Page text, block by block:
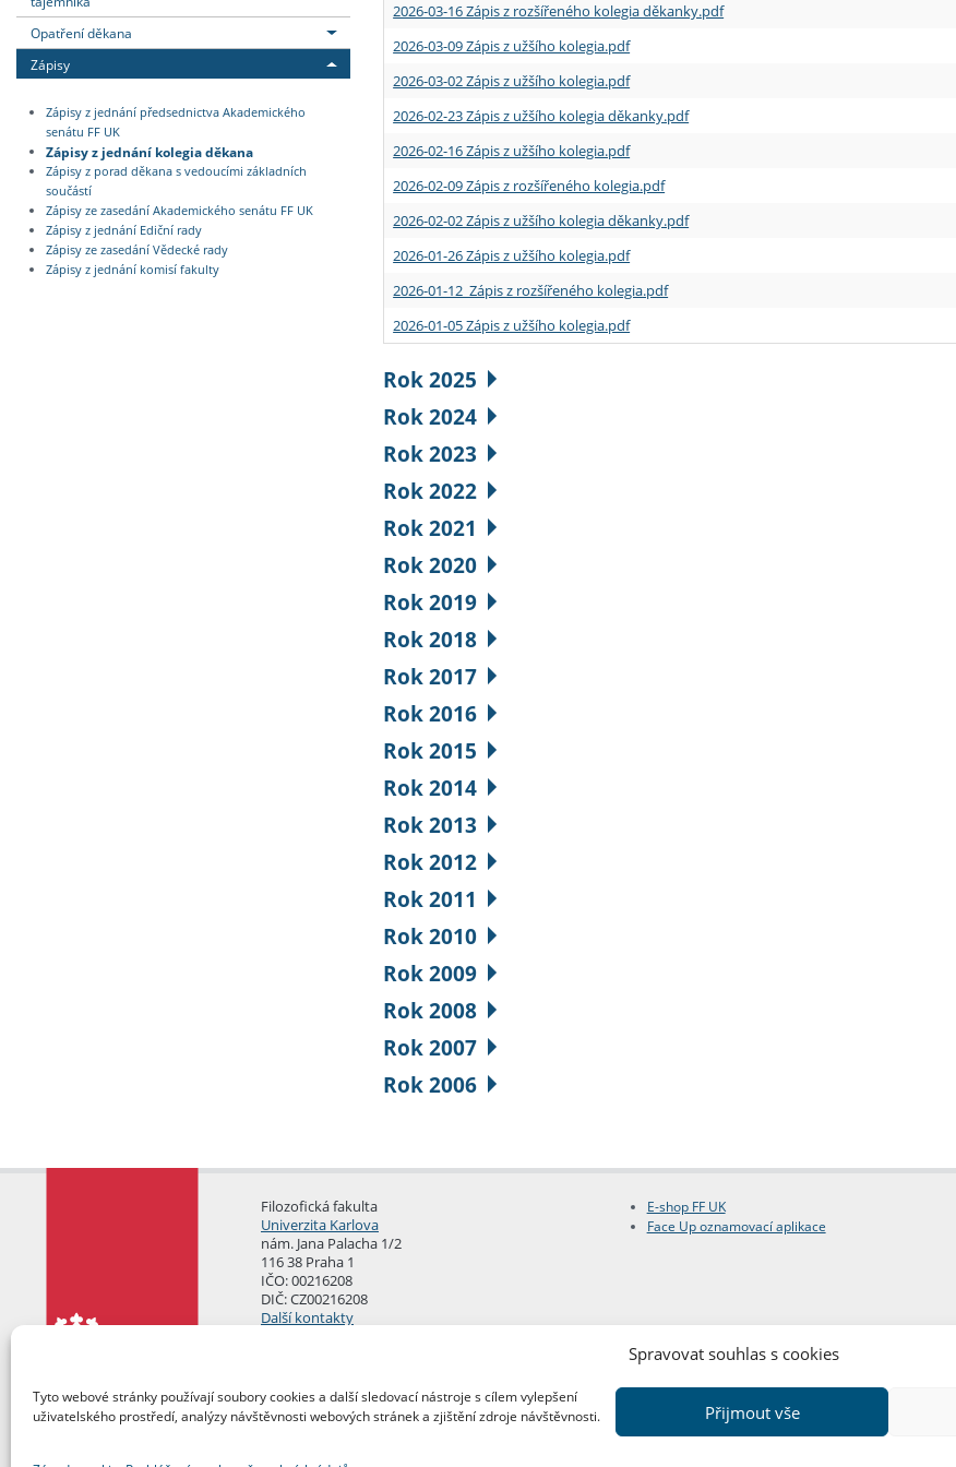
Spravovat souhlas s cookies
Tyto webové stránky používají soubory cookies a další sledovací nástroje s cílem vylepšení
uživatelského prostředí, analýzy návštěvnosti webových stránek a zjištění zdroje návštěvnosti.
Přijmout vše
Opatření děkana
Zápisy
Zápisy z jednání předsednictva Akademického
senátu FF UK
Zápisy z jednání kolegia děkana
Zápisy z porad děkana s vedoucími základních
součástí
Zápisy ze zasedání Akademického senátu FF UK
Zápisy z jednání Ediční rady
Zápisy ze zasedání Vědecké rady
Zápisy z jednání komisí fakulty
2026-03-16 Zápis z rozšířeného kolegia děkanky.pdf
2026-03-09 Zápis z užšího kolegia.pdf
2026-03-02 Zápis z užšího kolegia.pdf
2026-02-23 Zápis z užšího kolegia děkanky.pdf
2026-02-16 Zápis z užšího kolegia.pdf
2026-02-09 Zápis z rozšířeného kolegia.pdf
2026-02-02 Zápis z užšího kolegia děkanky.pdf
2026-01-26 Zápis z užšího kolegia.pdf
2026-01-12 Zápis z rozšířeného kolegia.pdf
2026-01-05 Zápis z užšího kolegia.pdf
Rok 2025
Rok 2024
Rok 2023
Rok 2022
Rok 2021
Rok 2020
Rok 2019
Rok 2018
Rok 2017
Rok 2016
Rok 2015
Rok 2014
Rok 2013
Rok 2012
Rok 2011
Rok 2010
Rok 2009
Rok 2008
Rok 2007
Rok 2006
Filozofická fakulta
Univerzita Karlova
nám. Jana Palacha 1/2
116 38 Praha 1
IČO: 00216208
DIČ: CZ00216208
Další kontakty
E-shop FF UK
Face Up oznamovací aplikace